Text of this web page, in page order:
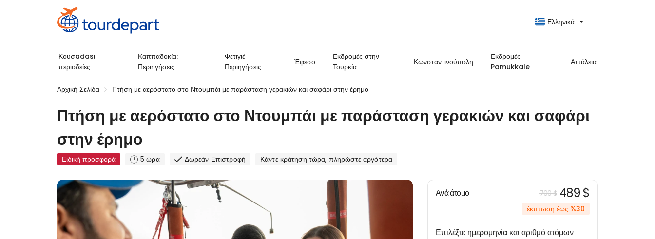
Ελληνικά
Κουσadasι
περιοδείες
Καππαδοκία:
Περιηγήσεις
Φετιγιέ
Περιηγήσεις
Έφεσο
Εκδρομές στην
Τουρκία
Κωνσταντινούπολη
Εκδρομές
Pamukkale
Αττάλεια
Αρχική Σελίδα Πτήση με αερόστατο στο Ντουμπάι με παράσταση γερακιών και σαφάρι στην έρημο
Πτήση με αερόστατο στο Ντουμπάι με παράσταση γερακιών και σαφάρι
στην έρημο
Ειδική προσφορά 5 ώρα Δωρεάν Επιστροφή Κάντε κράτηση τώρα, πληρώστε αργότερα
Ανά άτομο 700 $ 489 $
έκπτωση έως %30
Επιλέξτε ημερομηνία και αριθμό ατόμων